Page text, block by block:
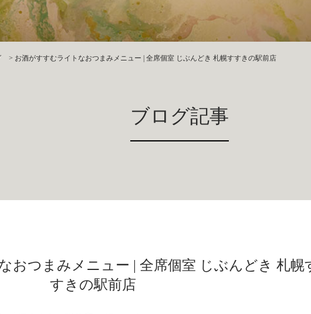
> お酒がすすむライトなおつまみメニュー | 全席個室 じぶんどき 札幌すすきの駅前店
ブログ記事
おつまみメニュー | 全席個室 じぶんどき 札幌
すきの駅前店